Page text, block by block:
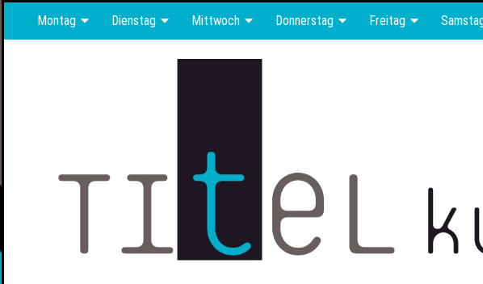
Montag Dienstag Mittwoch Donnerstag Freitag